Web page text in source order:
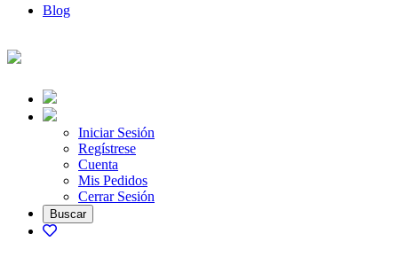
Blog
Iniciar Sesión
Regístrese
Cuenta
Mis Pedidos
Cerrar Sesión